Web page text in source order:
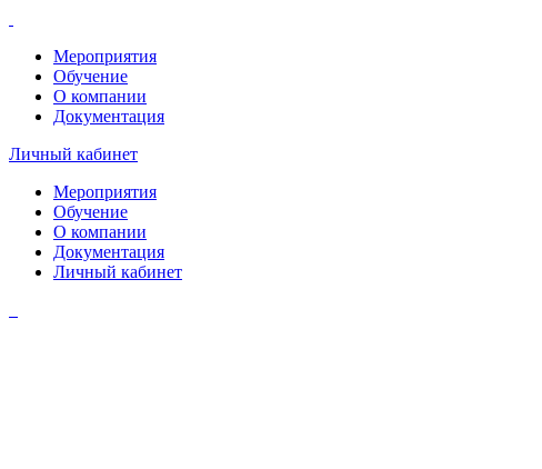
Мероприятия
Обучение
О компании
Документация
Личный кабинет
Мероприятия
Обучение
О компании
Документация
Личный кабинет